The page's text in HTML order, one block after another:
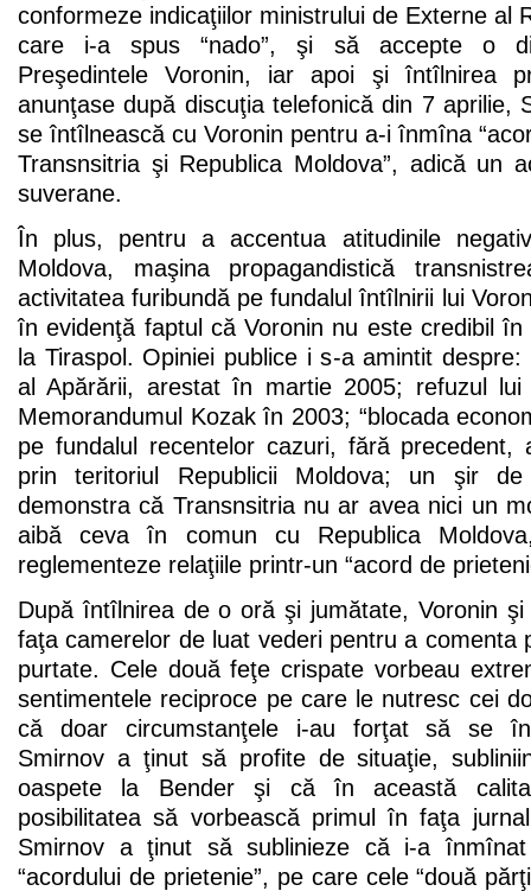
conformeze indicaţiilor ministrului de Externe al
care i-a spus “nado”, şi să accepte o
Preşedintele Voronin, iar apoi şi întîlnirea
anunţase după discuţia telefonică din 7 aprilie,
se întîlnească cu Voronin pentru a-i înmîna
Transnsitria şi Republica Moldova”, adică un
suverane.
În plus, pentru a accentua atitudinile
Moldova, maşina propagandistică
activitatea furibundă pe fundalul întîlnirii lui
în evidenţă faptul că Voronin nu este credibil în
la Tiraspol. Opiniei publice i s-a amintit
al Apărării, arestat în martie 2005; refuzul
Memorandumul Kozak în 2003; “blocada
pe fundalul recentelor cazuri, fără precedent,
prin teritoriul Republicii Moldova; un şir
demonstra că Transnsitria nu ar avea nici un
aibă ceva în comun cu Republica
reglementeze relaţiile printr-un “acord de
După întîlnirea de o oră şi jumătate, Voronin
faţa camerelor de luat vederi pentru a comenta
purtate. Cele două feţe crispate vorbeau
sentimentele reciproce pe care le nutresc cei
că doar circumstanţele i-au forţat să se
Smirnov a ţinut să profite de situaţie,
oaspete la Bender şi că în această
posibilitatea să vorbească primul în faţa
Smirnov a ţinut să sublinieze că i-a
“acordului de prietenie”, pe care cele “două